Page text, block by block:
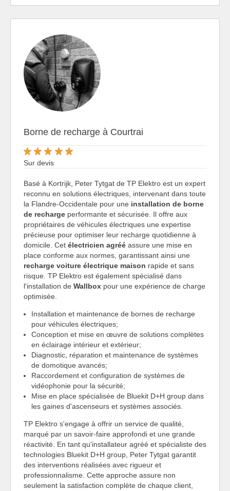
Borne de recharge à Courtrai
Sur devis
Basé à Kortrijk, Peter Tytgat de TP Elektro est un expert
reconnu en solutions électriques, intervenant dans toute
la Flandre-Occidentale pour une installation de borne
de recharge performante et sécurisée. Il offre aux
propriétaires de véhicules électriques une expertise
précieuse pour optimiser leur recharge quotidienne à
domicile. Cet électricien agréé assure une mise en
place conforme aux normes, garantissant ainsi une
recharge voiture électrique maison rapide et sans
risque. TP Elektro est également spécialisé dans
l'installation de Wallbox pour une expérience de charge
optimisée.
Installation et maintenance de bornes de recharge
pour véhicules électriques;
Conception et mise en œuvre de solutions complètes
en éclairage intérieur et extérieur;
Diagnostic, réparation et maintenance de systèmes
de domotique avancés;
Raccordement et configuration de systèmes de
vidéophonie pour la sécurité;
Mise en place spécialisée de Bluekit D+H group dans
les gaines d'ascenseurs et systèmes associés.
TP Elektro s'engage à offrir un service de qualité,
marqué par un savoir-faire approfondi et une grande
réactivité. En tant qu'installateur agréé et spécialiste des
technologies Bluekit D+H group, Peter Tytgat garantit
des interventions réalisées avec rigueur et
professionnalisme. Cette approche assure non
seulement la satisfaction complète de chaque client,